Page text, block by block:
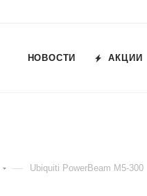
НОВОСТИ АКЦИИ
— Ubiquiti PowerBeam M5-300